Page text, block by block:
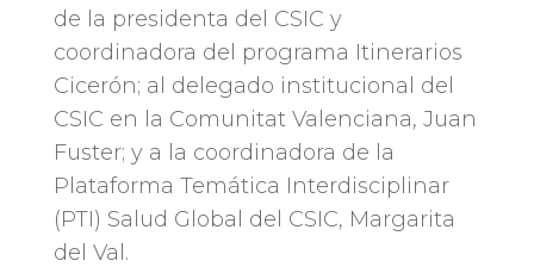
de la presidenta del CSIC y
coordinadora del programa Itinerarios
Cicerón; al delegado institucional del
CSIC en la Comunitat Valenciana, Juan
Fuster; y a la coordinadora de la
Plataforma Temática Interdisciplinar
(PTI) Salud Global del CSIC, Margarita
del Val.